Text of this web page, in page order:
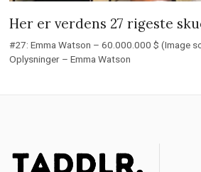
Her er verdens 27 rigeste
#27: Emma Watson – 60.000.000 $ (Image
Oplysninger – Emma Watson